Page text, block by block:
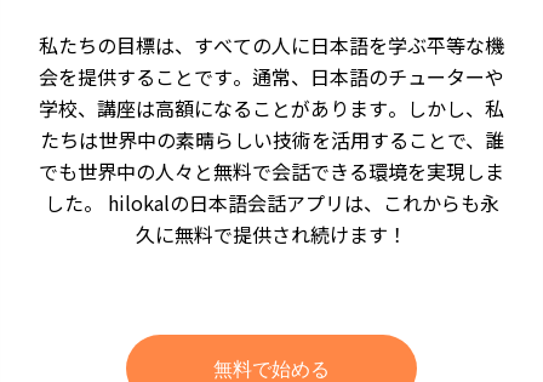
私たちの目標は、すべての人に日本語を学ぶ平等な機
会を提供することです。通常、日本語のチューターや
学校、講座は高額になることがあります。しかし、私
たちは世界中の素晴らしい技術を活用することで、誰
でも世界中の人々と無料で会話できる環境を実現しま
した。 hilokalの日本語会話アプリは、これからも永
久に無料で提供され続けます！
無料で始める